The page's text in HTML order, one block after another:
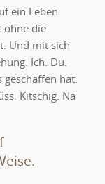
ein Leben
ohne die
Und mit sich
Ich. Du.
geschaffen hat.
Kitschig. Na